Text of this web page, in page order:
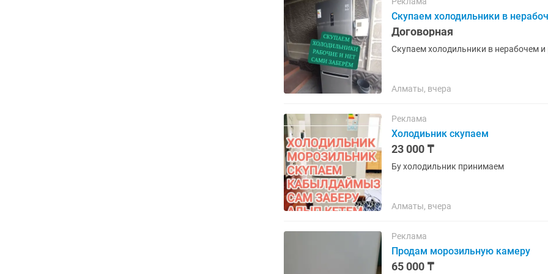
Скупаем холодильники в
Договорная
Скупаем холодильники в нерабочем
Алматы, вчера
Реклама
Холодиьник скупаем
23 000 ₸
Бу холодильник принимаем
Алматы, вчера
Реклама
Продам морозильную камеру
65 000 ₸